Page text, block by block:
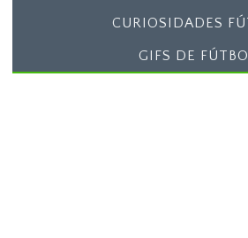
CURIOSIDADES
GIFS DE